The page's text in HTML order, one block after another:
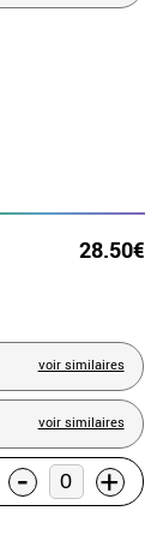
28.50€
voir similaires
voir similaires
- +